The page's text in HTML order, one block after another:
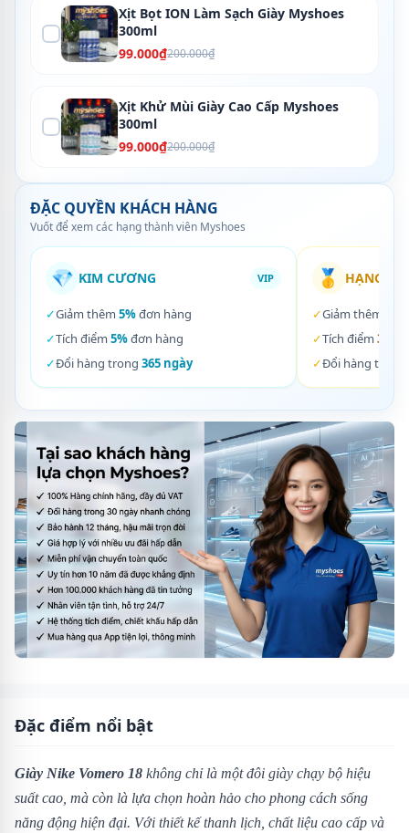
Xịt Bọt ION Làm Sạch Giày Myshoes
300ml
99.000₫200.000₫
Xịt Khử Mùi Giày Cao Cấp Myshoes
300ml
99.000₫200.000₫
ĐẶC QUYỀN KHÁCH HÀNG
Vuốt để xem các hạng thành viên Myshoes
💎 KIM CƯƠNG VIP
✓Giảm thêm 5%đơn hàng
✓Tích điểm 5%đơn hàng
✓Đổi hàng trong 365 ngày
🥇 HẠNG
✓Giảm thêm
✓Tích điểm 3%
✓Đổi hàng trong
Đặc điểm nổi bật
Giày Nike Vomero 18 không chỉ là một đôi giày chạy bộ hiệu
suất cao, mà còn là lựa chọn hoàn hảo cho phong cách sống
năng động hiện đại. Với thiết kế thanh lịch, chất liệu cao cấp và